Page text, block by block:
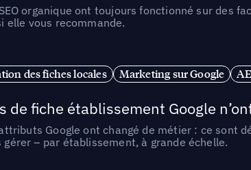
organique ont toujours fonctionné sur des
elle vous recommande.
des fiches locales Marketing sur Google
de fiche établissement Google
Google ont changé de métier : ce sont
– par établissement, à grande échelle.